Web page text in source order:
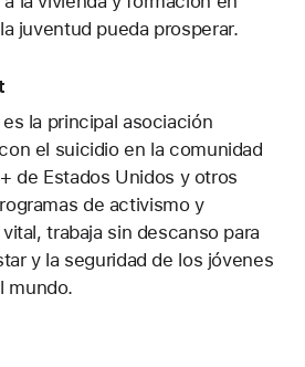
juventud pueda prosperar.
la principal asociación
el suicidio en la comunidad
de Estados Unidos y otros
de activismo y
trabaja sin descanso para
y la seguridad de los jóvenes
mundo.